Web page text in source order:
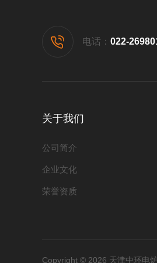
电话： 022-
关于我们
公司简介
企业文化
荣誉资质
Copyright © 2026 天津中环电